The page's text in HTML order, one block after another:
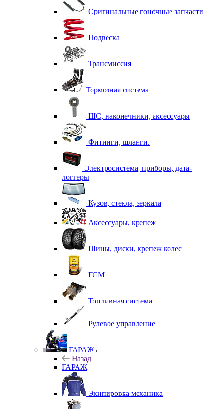
Оригинальные гоночные запчасти
Подвеска
Трансмиссия
Тормозная система
ШС, наконечники, аксессуары
Фитинги, шланги.
Электросистема, приборы, дата-
логгеры
Кузов, стекла, зеркала
Аксессуары, крепеж
Шины, диски, крепеж колес
ГСМ
Топливная система
Рулевое управление
ГАРАЖ
Назад
ГАРАЖ
Экипировка механика